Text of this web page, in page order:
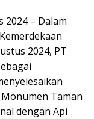
2024 – Dalam
2024, PT
Taman
dengan Api